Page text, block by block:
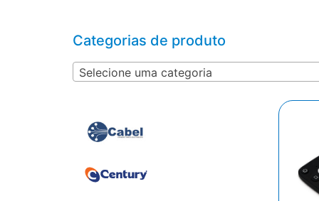
Categorias de produto
Selecione uma categoria